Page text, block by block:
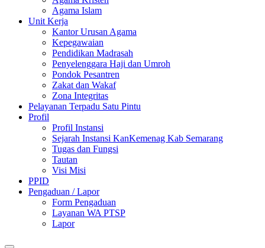
Agama Islam
Unit Kerja
Kantor Urusan Agama
Kepegawaian
Pendidikan Madrasah
Penyelenggara Haji dan Umroh
Pondok Pesantren
Zakat dan Wakaf
Zona Integritas
Pelayanan Terpadu Satu Pintu
Profil
Profil Instansi
Sejarah Instansi KanKemenag Kab Semarang
Tugas dan Fungsi
Tautan
Visi Misi
PPID
Pengaduan / Lapor
Form Pengaduan
Layanan WA PTSP
Lapor